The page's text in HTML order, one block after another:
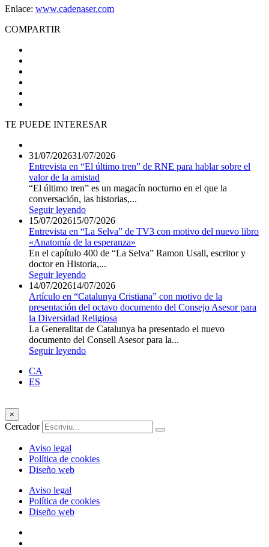
Enlace: www.cadenaser.com
COMPARTIR
TE PUEDE INTERESAR
31/07/202631/07/2026
Entrevista en “El último tren” de RNE para hablar sobre el
valor de la amistad
“El último tren” es un magacín nocturno en el que la
conversación, las historias,...
Seguir leyendo
15/07/202615/07/2026
Entrevista en “La Selva” de TV3 con motivo del nuevo libro
«Anatomía de la esperanza»
En el capítulo 400 de “La Selva” Ramon Usall, escritor y
doctor en Historia,...
Seguir leyendo
14/07/202614/07/2026
Artículo en “Catalunya Cristiana” con motivo de la
presentación del octavo documento del Consejo Asesor para
la Diversidad Religiosa
La Generalitat de Catalunya ha presentado el nuevo
documento del Consell Asesor para la...
Seguir leyendo
CA
ES
×
Cercador
Aviso legal
Política de cookies
Diseño web
Aviso legal
Política de cookies
Diseño web